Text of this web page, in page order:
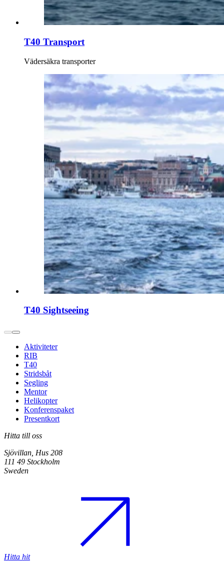
T40 Transport
Vädersäkra transporter
T40 Sightseeing
Aktiviteter
RIB
T40
Stridsbåt
Segling
Mentor
Helikopter
Konferenspaket
Presentkort
Hitta till oss
Sjövillan, Hus 208
111 49 Stockholm
Sweden
Hitta hit